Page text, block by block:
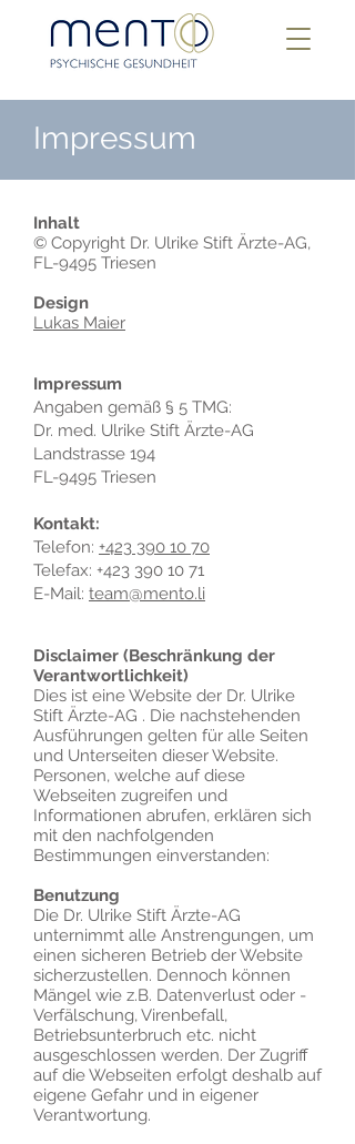
Impressum
Inhalt
© Copyright Dr. Ulrike Stift Ärzte-AG,
FL-9495 Triesen
Design
Lukas Maier
Impressum
Angaben gemäß § 5 TMG:
Dr. med. Ulrike Stift Ärzte-AG
Landstrasse 194
FL-9495 Triesen
Kontakt:
Telefon: +423 390 10 70
Telefax: +423 390 10 71
E-Mail: team@mento.li
Disclaimer (Beschränkung der
Verantwortlichkeit)
Dies ist eine Website der Dr. Ulrike
Stift Ärzte-AG . Die nachstehenden
Ausführungen gelten für alle Seiten
und Unterseiten dieser Website.
Personen, welche auf diese
Webseiten zugreifen und
Informationen abrufen, erklären sich
mit den nachfolgenden
Bestimmungen einverstanden:
Benutzung
Die Dr. Ulrike Stift Ärzte-AG
unternimmt alle Anstrengungen, um
einen sicheren Betrieb der Website
sicherzustellen. Dennoch können
Mängel wie z.B. Datenverlust oder -
Verfälschung, Virenbefall,
Betriebsunterbruch etc. nicht
ausgeschlossen werden. Der Zugriff
auf die Webseiten erfolgt deshalb auf
eigene Gefahr und in eigener
Verantwortung.